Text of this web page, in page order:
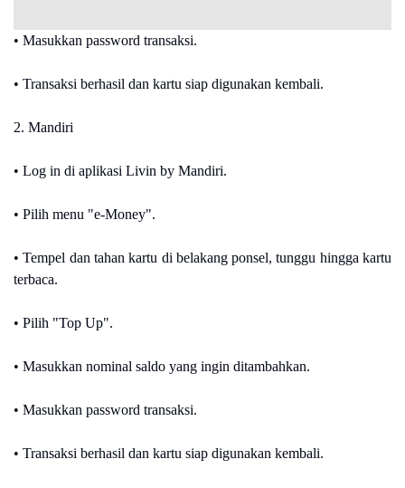
• Masukkan password transaksi.
• Transaksi berhasil dan kartu siap digunakan kembali.
2. Mandiri
• Log in di aplikasi Livin by Mandiri.
• Pilih menu "e-Money".
• Tempel dan tahan kartu di belakang ponsel, tunggu hingga kartu
terbaca.
• Pilih "Top Up".
• Masukkan nominal saldo yang ingin ditambahkan.
• Masukkan password transaksi.
• Transaksi berhasil dan kartu siap digunakan kembali.